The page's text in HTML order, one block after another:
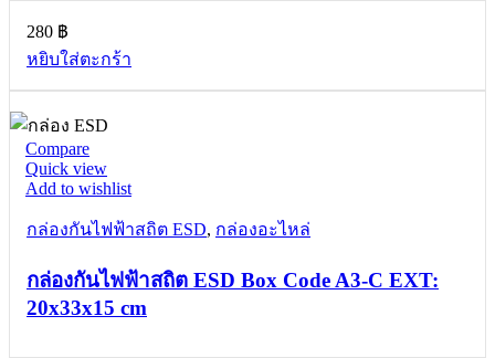
280 ฿
หยิบใส่ตะกร้า
Compare
Quick view
Add to wishlist
กล่องกันไฟฟ้าสถิต ESD, กล่องอะไหล่
กล่องกันไฟฟ้าสถิต ESD Box Code A3-C EXT:
20x33x15 cm